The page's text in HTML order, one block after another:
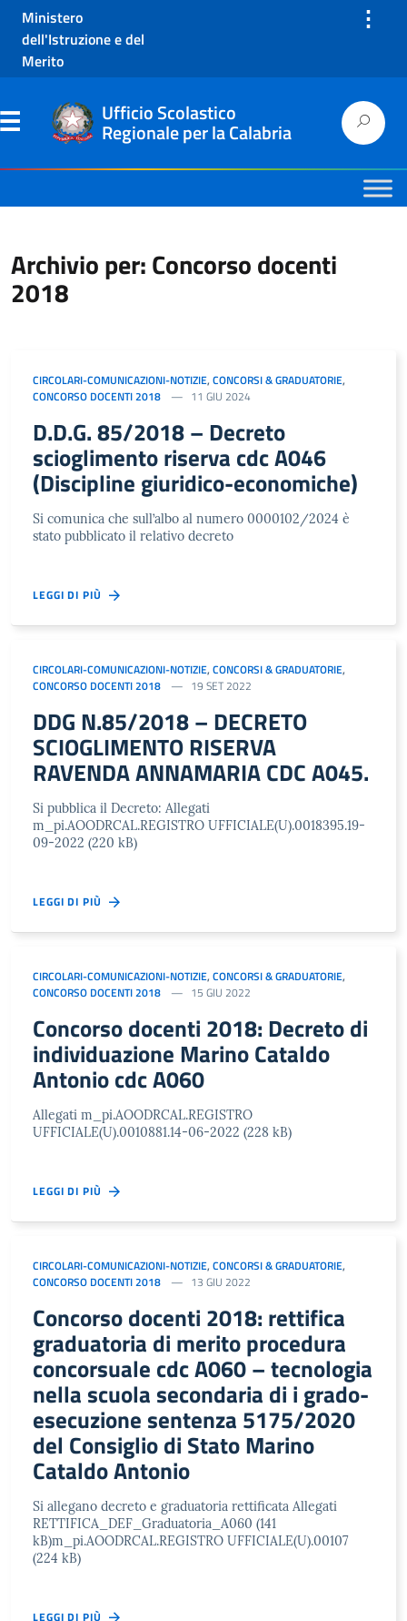
Ministero
dell'Istruzione e del
Merito
⋮
Ufficio Scolastico
Regionale per la Calabria
Archivio per: Concorso docenti
2018
CIRCOLARI-COMUNICAZIONI-NOTIZIE, CONCORSI & GRADUATORIE,
CONCORSO DOCENTI 2018
11 GIU 2024
D.D.G. 85/2018 – Decreto
scioglimento riserva cdc A046
(Discipline giuridico-economiche)
Si comunica che sull’albo al numero 0000102/2024 è
stato pubblicato il relativo decreto
LEGGI DI PIÙ
CIRCOLARI-COMUNICAZIONI-NOTIZIE, CONCORSI & GRADUATORIE,
CONCORSO DOCENTI 2018
19 SET 2022
DDG N.85/2018 – DECRETO
SCIOGLIMENTO RISERVA
RAVENDA ANNAMARIA CDC A045.
Si pubblica il Decreto: Allegati
m_pi.AOODRCAL.REGISTRO UFFICIALE(U).0018395.19-
09-2022 (220 kB)
LEGGI DI PIÙ
CIRCOLARI-COMUNICAZIONI-NOTIZIE, CONCORSI & GRADUATORIE,
CONCORSO DOCENTI 2018
15 GIU 2022
Concorso docenti 2018: Decreto di
individuazione Marino Cataldo
Antonio cdc A060
Allegati m_pi.AOODRCAL.REGISTRO
UFFICIALE(U).0010881.14-06-2022 (228 kB)
LEGGI DI PIÙ
CIRCOLARI-COMUNICAZIONI-NOTIZIE, CONCORSI & GRADUATORIE,
CONCORSO DOCENTI 2018
13 GIU 2022
Concorso docenti 2018: rettifica
graduatoria di merito procedura
concorsuale cdc A060 – tecnologia
nella scuola secondaria di i grado-
esecuzione sentenza 5175/2020
del Consiglio di Stato Marino
Cataldo Antonio
Si allegano decreto e graduatoria rettificata Allegati
RETTIFICA_DEF_Graduatoria_A060 (141
kB)m_pi.AOODRCAL.REGISTRO UFFICIALE(U).00107
(224 kB)
LEGGI DI PIÙ